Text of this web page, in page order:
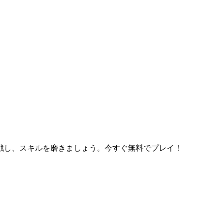
、スキルを磨きましょう。今すぐ無料でプレイ！